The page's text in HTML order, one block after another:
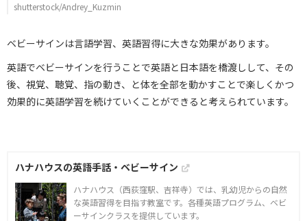
shutterstock/Andrey_Kuzmin
ベビーサインは言語学習、英語習得に大きな効果があります。
英語でベビーサインを行うことで英語と日本語を橋渡しして、その
後、視覚、聴覚、指の動き、と体を全部を動かすことで楽しくかつ
効果的に英語学習を続けていくことができると考えられています。
ハナハウスの英語手話・ベビーサイン
ハナハウス（西荻窪駅、吉祥寺）では、乳幼児からの自然
な英語習得を目指す教室です。各種英語プログラム、ベビ
ーサインクラスを提供しています。